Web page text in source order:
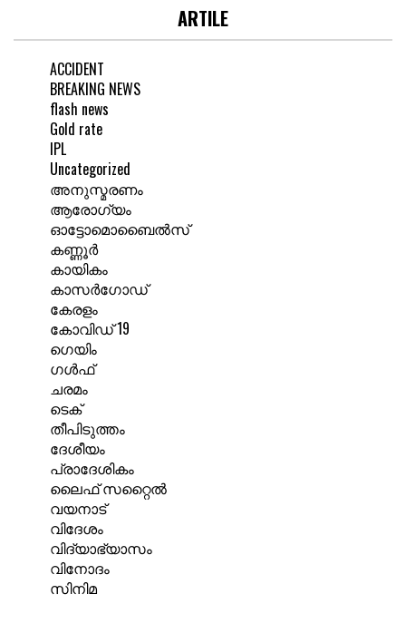
ARTILE
ACCIDENT
BREAKING NEWS
flash news
Gold rate
IPL
Uncategorized
അനുസ്മരണം
ആരോഗ്യം
ഓട്ടോമൊബൈൽസ്
കണ്ണൂർ
കായികം
കാസർഗോഡ്
കേരളം
കോവിഡ് 19
ഗെയിം
ഗൾഫ്
ചരമം
ടെക്
തീപിടുത്തം
ദേശീയം
പ്രാദേശികം
ലൈഫ് സറ്റൈൽ
വയനാട്
വിദേശം
വിദ്യാഭ്യാസം
വിനോദം
സിനിമ